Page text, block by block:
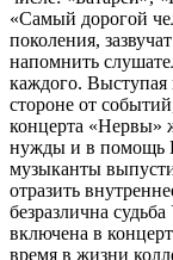
«Самый дорогой
поколения,
напомнить
каждого. Выступая
стороне от
концерта «Нервы»
нужды и в помощь
музыканты
отразить
безразлична
включена в
время в жизни